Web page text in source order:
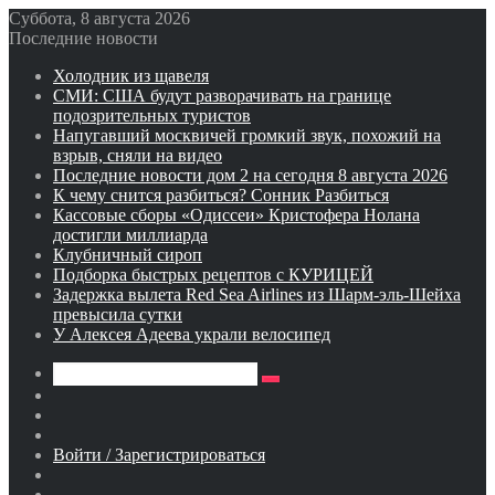
Суббота, 8 августа 2026
Последние новости
Холодник из щавеля
СМИ: США будут разворачивать на границе
подозрительных туристов
Напугавший москвичей громкий звук, похожий на
взрыв, сняли на видео
Последние новости дом 2 на сегодня 8 августа 2026
К чему снится разбиться? Сонник Разбиться
Кассовые сборы «Одиссеи» Кристофера Нолана
достигли миллиарда
Клубничный сироп
Подборка быстрых рецептов с КУРИЦЕЙ
Задержка вылета Red Sea Airlines из Шарм-эль-Шейха
превысила сутки
У Алексея Адеева украли велосипед
Искать
статья
Войти / Зарегистрироваться